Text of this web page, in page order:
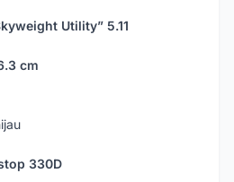
Utility” 5.11
cm
330D